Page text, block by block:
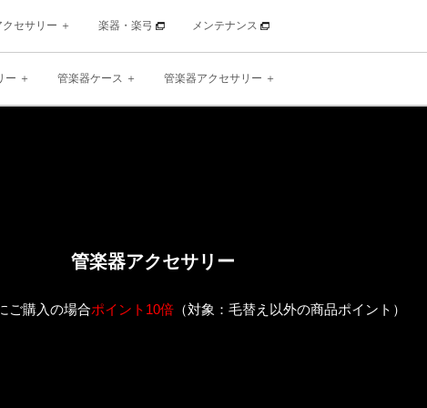
クセサリー 楽器・楽弓 メンテナンス
ー 管楽器ケース 管楽器アクセサリー
管楽器アクセサリー
ご購入の場合ポイント10倍 （対象：毛替え以外の商品ポイント）